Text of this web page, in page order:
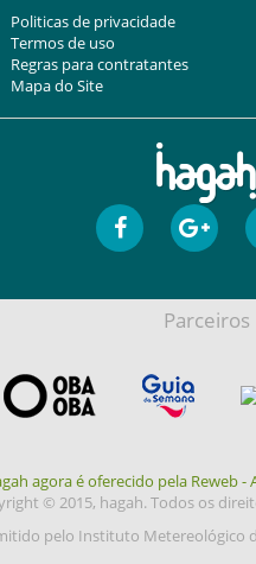
Politicas de privacidade
Termos de uso
Regras para contratantes
Mapa do Site
Parceiros
agora é oferecido pela Reweb
© 2015, hagah. Todos os
pelo Instituto Metereológico